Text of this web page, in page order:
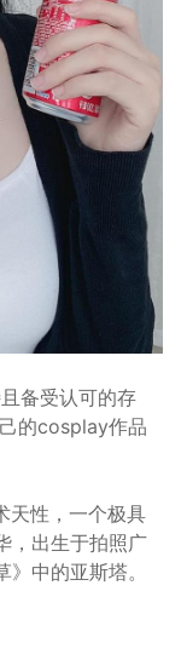
备受认可的存
的cosplay作品
天性，一个极具
，出生于拍照广
中的亚斯塔。